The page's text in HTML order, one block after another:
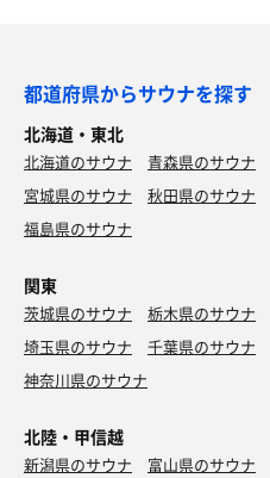
都道府県からサウナを探す
北海道・東北
北海道のサウナ 青森県のサウナ
宮城県のサウナ
秋田県のサウナ
福島県のサウナ
関東
茨城県のサウナ 栃木県のサウナ
埼玉県のサウナ
千葉県のサウナ
神奈川県のサウナ
北陸・甲信越
新潟県のサウナ 富山県のサウナ